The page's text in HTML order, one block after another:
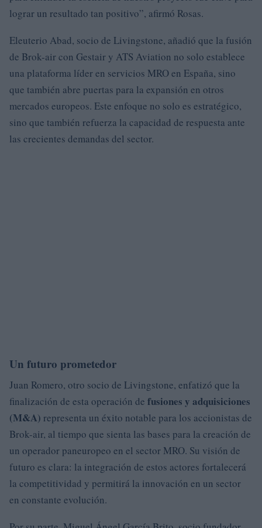
lograr un resultado tan positivo”, afirmó Rosas.
Eleuterio Abad, socio de Livingstone, añadió que la fusión
de Brok-air con Gestair y ATS Aviation no solo establece
una plataforma líder en servicios MRO en España, sino
que también abre puertas para la expansión en otros
mercados europeos. Este enfoque no solo es estratégico,
sino que también refuerza la capacidad de respuesta ante
las crecientes demandas del sector.
Un futuro prometedor
Juan Romero, otro socio de Livingstone, enfatizó que la
finalización de esta operación de fusiones y adquisiciones
(M&A) representa un éxito notable para los accionistas de
Brok-air, al tiempo que sienta las bases para la creación de
un operador paneuropeo en el sector MRO. Su visión de
futuro es clara: la integración de estos actores fortalecerá
la competitividad y permitirá la innovación en un sector
en constante evolución.